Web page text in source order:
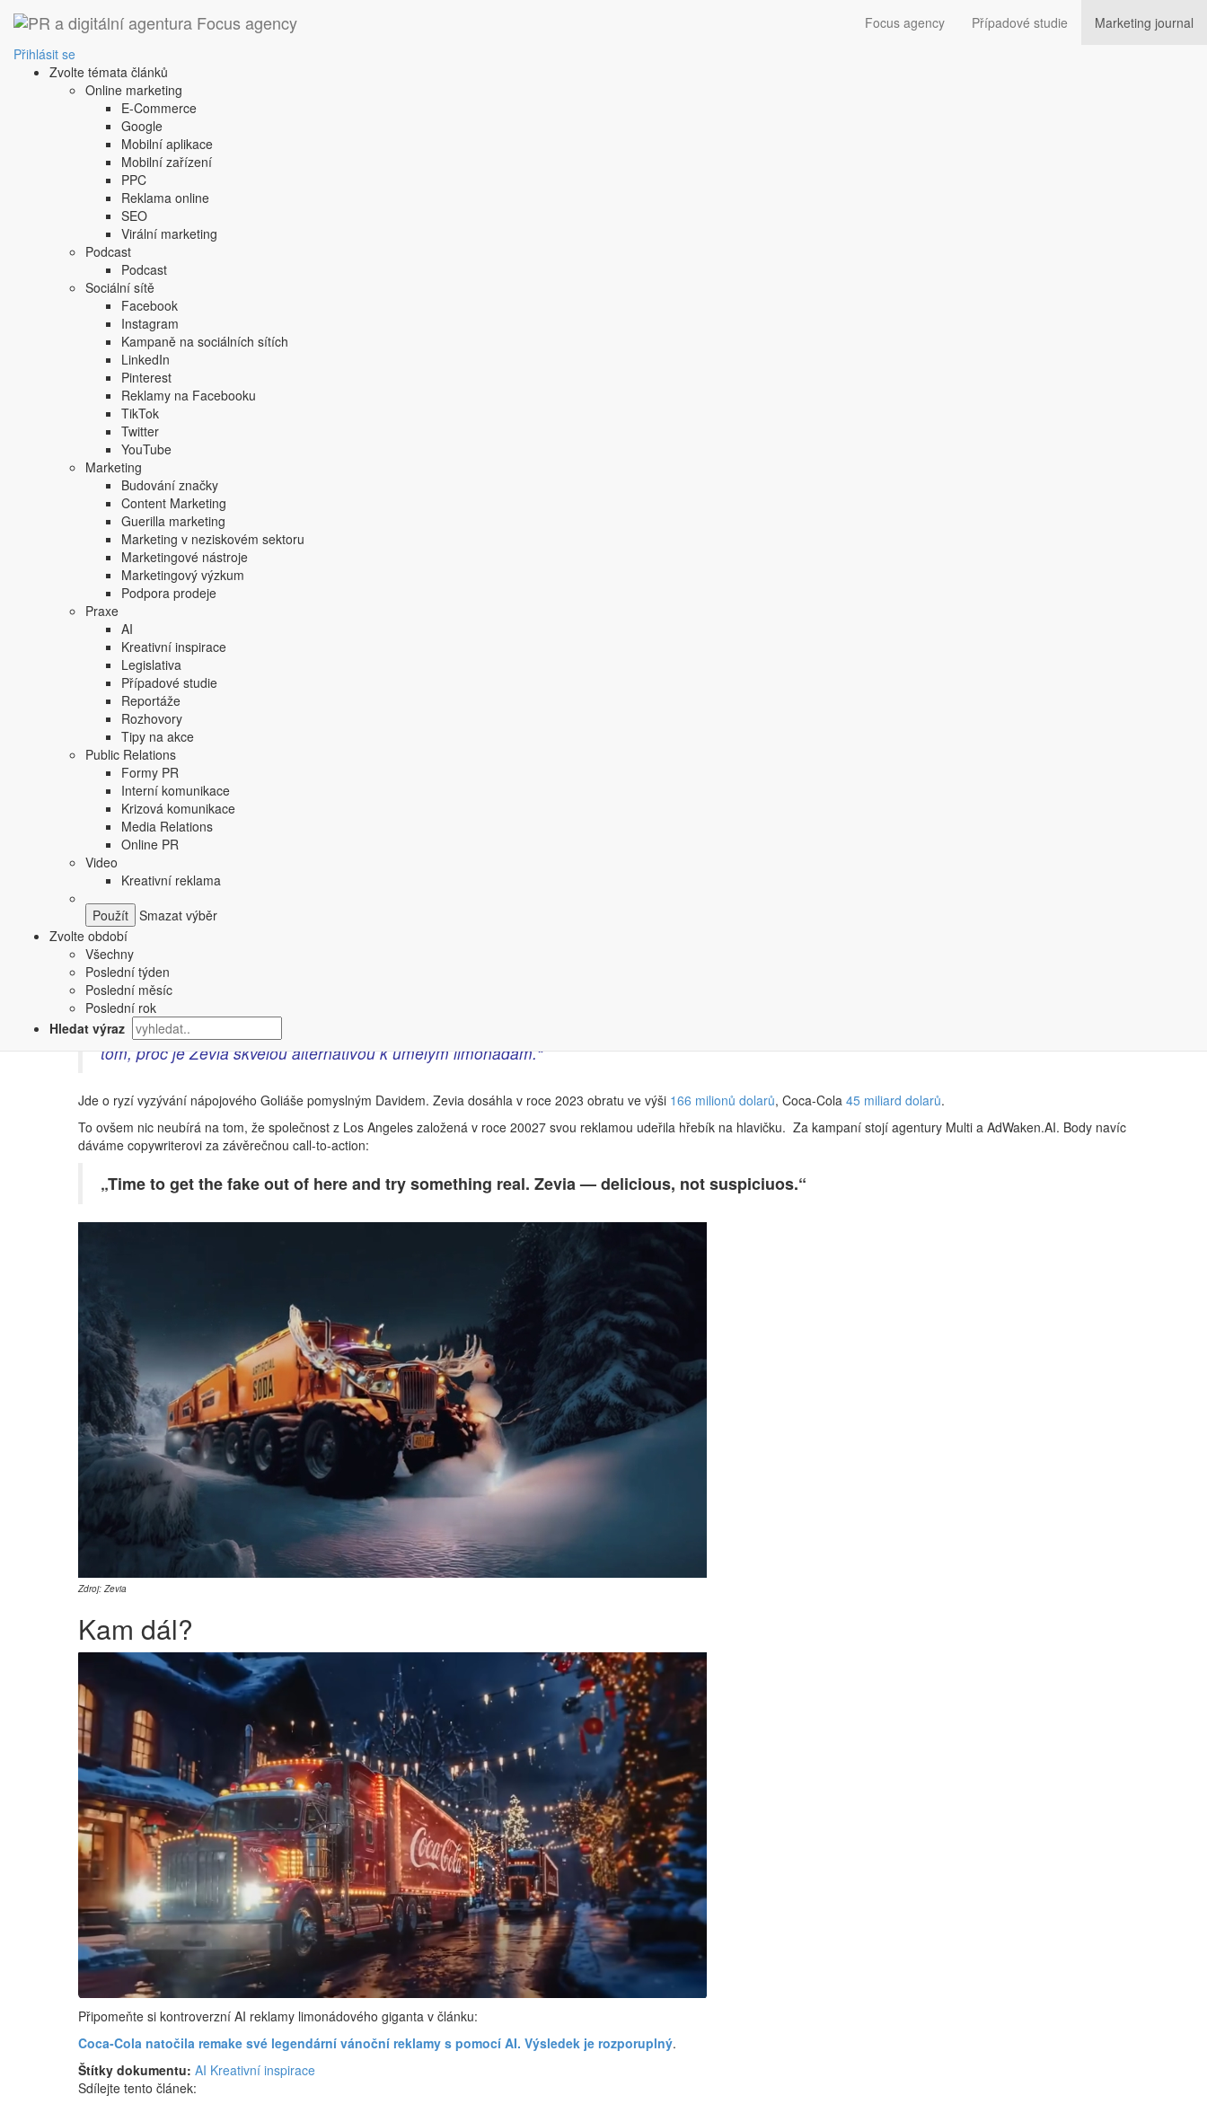
Focus agency Případové studie
Marketing journal
Přihlásit se
Zvolte témata článků
Online marketing
E-Commerce
Google
Mobilní aplikace
Mobilní zařízení
PPC
Reklama online
SEO
Virální marketing
Podcast
Podcast
Sociální sítě
Facebook
Instagram
Kampaně na sociálních sítích
LinkedIn
Pinterest
Reklamy na Facebooku
TikTok
Twitter
YouTube
Marketing
Budování značky
Content Marketing
Guerilla marketing
Marketing v neziskovém sektoru
Marketingové nástroje
Marketingový výzkum
Podpora prodeje
Praxe
AI
Kreativní inspirace
Legislativa
Případové studie
Reportáže
Rozhovory
Tipy na akce
Public Relations
Formy PR
Interní komunikace
Krizová komunikace
Media Relations
Online PR
Video
Kreativní reklama
Smazat výběr
Zvolte období
Všechny
Poslední týden
Poslední měsíc
Poslední rok
Hledat výraz
Coca-Coly
13. 12. 2024 |Petr Michl
Právě prožíváme tu část roku, kdy uměle vygenerovaní lidé bezdůvodně drží umělé limonády, říká značka Zevia. Trollí přitom Coca-Colu, za její AI reklamy s vánočními kamiony.
Zdroj: Zevia
Značka Zevia nabízí nápoj bez cukru s přírodním sladidlem. Proti limonádám plným cukru i umělých sladidel se z toho důvodu vymezuje běžně. AI jízda vánočních trucků Coca-Coly
ovšem dala Zevii novou munici. Značka přišla s pseudo AI spotem, který se zapojení umělé inteligence do reklam vyloženě vysmívá.
V 30vteřinové reklamě můžete vidět Santu přilétajícího dronem, ledního medvěda, co svačí dárky, monstrózní náklaďák s limonádou demolující sněhuláka a zejména dívku se třema
rukama popíjející ze skleněných lahví nápoj nahnědlé colové barvy. Voiceover pak sděluje, že právě prožíváme
limonády."
Marketingová ředitelka společnosti Kirsten Suarez přiblížila v tiskové zprávě více z motivů kampaně:
„Cílem naší parodie je pobavit a reagovat na rostoucí využívání umělé inteligence v marketingu, ale zároveň chceme vyvolat konverzaci o
tom, proč je Zevia skvělou alternativou k umělým limonádám.“
Jde o ryzí vyzývání nápojového Goliáše pomyslným Davidem. Zevia dosáhla v roce 2023 obratu ve výši 166 milionů dolarů, Coca-Cola 45 miliard dolarů.
To ovšem nic neubírá na tom, že společnost z Los Angeles založená v roce 20027 svou reklamou udeřila hřebík na hlavičku. Za kampaní stojí agentury Multi a AdWaken.AI. Body navíc
dáváme copywriterovi za závěrečnou call-to-action:
„Time to get the fake out of here and try something real. Zevia — delicious, not suspiciuos.“
Zdroj: Zevia
Kam dál?
Připomeňte si kontroverzní AI reklamy limonádového giganta v článku:
Coca-Cola natočila remake své legendární vánoční reklamy s pomocí AI. Výsledek je rozporuplný.
Štítky dokumentu: AI Kreativní inspirace
Sdílejte tento článek: